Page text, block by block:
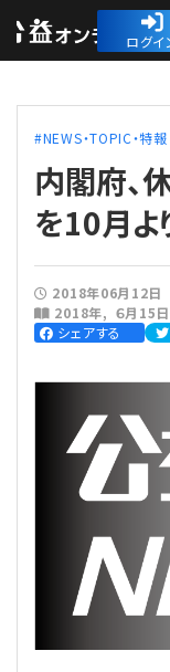
ログイ
人気記事
法人運営
法人運営
理事会
評議員会・社員総
理事・監事
評議員
会計・税務
会計・税務
定期提出書類
会計処理
寄附
労務管理
給与計算
利益相反取引
経営
NEWS・TOPIC・特報
内閣府、
を10月よ
2018年06月12日
2018年
６月15
シェアする